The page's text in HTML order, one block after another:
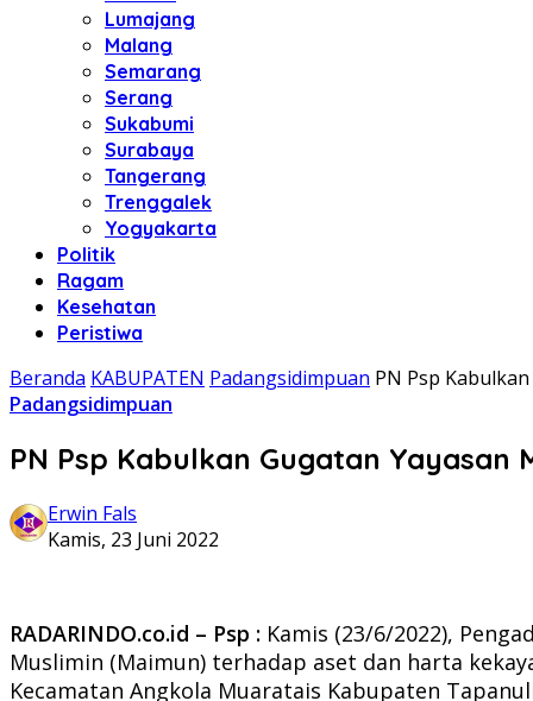
Lumajang
Malang
Semarang
Serang
Sukabumi
Surabaya
Tangerang
Trenggalek
Yogyakarta
Politik
Ragam
Kesehatan
Peristiwa
Beranda KABUPATEN Padangsidimpuan PN Psp
Padangsidimpuan
PN Psp Kabulkan Gugatan Yayasan
Erwin Fals
Kamis, 23 Juni 2022
RADARINDO.co.id – Psp : Kamis (23/6/2022),
Muslimin (Maimun) terhadap aset dan harta
Kecamatan Angkola Muaratais Kabupaten